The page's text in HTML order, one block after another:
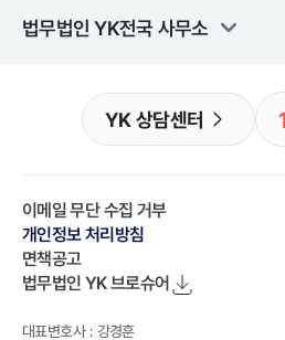
법무법인 YK전국 사무소
YK 상담센터
이메일 무단 수집 거부
개인정보 처리방침
면책공고
법무법인 YK브로슈어
대표변호사 : 강경훈